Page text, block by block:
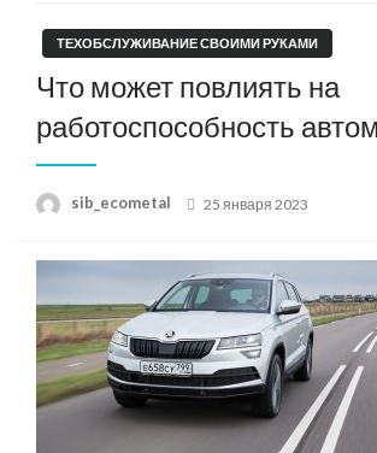
ТЕХОБСЛУЖИВАНИЕ СВОИМИ РУКАМИ
Что может повлиять на
работоспособность
sib_ecometal
Posted
25 января 2023